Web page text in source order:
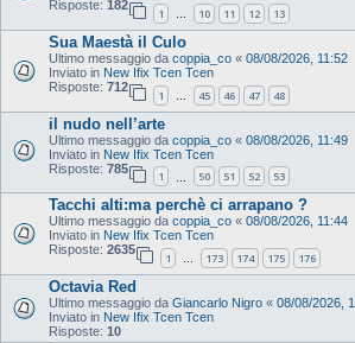
Risposte: 182
1 … 10 11 12 13
Sua Maestà il Culo
Ultimo messaggio da coppia_co « 08/08/2026, 11:52
Inviato in New Ifix Tcen Tcen
Risposte: 712
1 … 45 46 47 48
il nudo nell’arte
Ultimo messaggio da coppia_co « 08/08/2026, 11:49
Inviato in New Ifix Tcen Tcen
Risposte: 785
1 50 51 52 53
Tacchi alti:ma perchè ci arrapano ?
Ultimo messaggio da coppia_co « 08/08/2026, 11:44
Inviato in New Ifix Tcen Tcen
Risposte: 2635
1 … 173 174 175 176
Octavia Red
Ultimo messaggio da Giancarlo Nigro « 08/08/2026,
Inviato in New Ifix Tcen Tcen
Risposte: 10